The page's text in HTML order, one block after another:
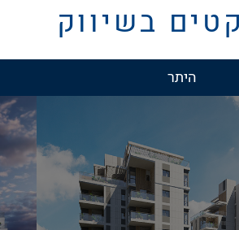
בשיווק
היתר